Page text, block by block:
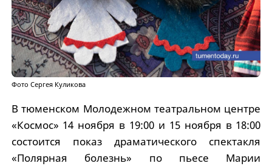
Фото Сергея Куликова
В тюменском Молодежном театральном центре
«Космос» 14 ноября в 19:00 и 15 ноября в 18:00
состоится показ драматического спектакля
«Полярная болезнь» по пьесе Марии